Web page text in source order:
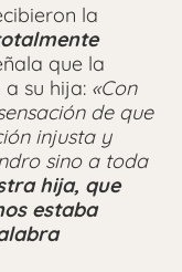
la
que la
su hija: «Con
de que
injusta y
sino a toda
hija, que
estaba